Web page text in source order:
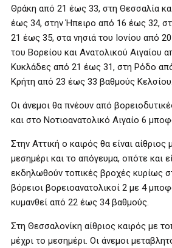
Θράκη από 21 έως 33, στη Θεσσαλία
έως 34, στην Ήπειρο από 16 έως 32,
21 έως 35, στα νησιά του Ιονίου από
του Βορείου και Ανατολικού Αιγαίου
Κυκλάδες από 21 έως 31, στη Ρόδο
Κρήτη από 23 έως 33 βαθμούς Κελσίου.
Οι άνεμοι θα πνέουν από
και στο Νοτιοανατολικό Αιγαίο 6
Στην Αττική ο καιρός θα είναι
μεσημέρι και το απόγευμα, οπότε και
εκδηλωθούν τοπικές βροχές κυρίως
βόρειοι βορειοανατολικοί 2 με 4
κυμανθεί από 22 έως 34 βαθμούς.
Στη Θεσσαλονίκη αίθριος καιρός με
μέχρι το μεσημέρι. Οι άνεμοι